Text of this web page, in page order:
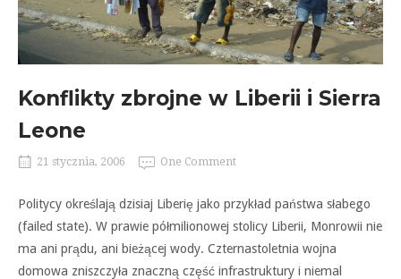
Konflikty zbrojne w Liberii i Sierra
Leone
21 stycznia, 2006 One Comment
Politycy określają dzisiaj Liberię jako przykład państwa słabego
(failed state). W prawie półmilionowej stolicy Liberii, Monrowii nie
ma ani prądu, ani bieżącej wody. Czternastoletnia wojna
domowa zniszczyła znaczną część infrastruktury i niemal